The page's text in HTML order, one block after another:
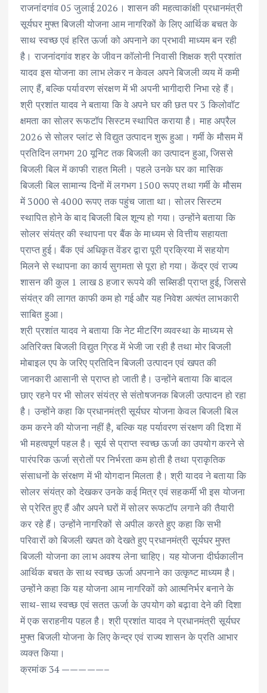
राजनांदगांव 05 जुलाई 2026। शासन की महत्वाकांक्षी प्रधानमंत्री
सूर्यघर मुफ्त बिजली योजना आम नागरिकों के लिए आर्थिक बचत के
साथ स्वच्छ एवं हरित ऊर्जा को अपनाने का प्रभावी माध्यम बन रही
है। राजनांदगांव शहर के जीवन कॉलोनी निवासी शिक्षक श्री प्रशांत
यादव इस योजना का लाभ लेकर न केवल अपने बिजली व्यय में कमी
लाए हैं, बल्कि पर्यावरण संरक्षण में भी अपनी भागीदारी निभा रहे हैं।
श्री प्रशांत यादव ने बताया कि वे अपने घर की छत पर 3 किलोवॉट
क्षमता का सोलर रूफटॉप सिस्टम स्थापित कराया है। माह अप्रैल
2026 से सोलर प्लांट से विद्युत उत्पादन शुरू हुआ। गर्मी के मौसम में
प्रतिदिन लगभग 20 यूनिट तक बिजली का उत्पादन हुआ, जिससे
बिजली बिल में काफी राहत मिली। पहले उनके घर का मासिक
बिजली बिल सामान्य दिनों में लगभग 1500 रूपए तथा गर्मी के मौसम
में 3000 से 4000 रूपए तक पहुंच जाता था। सोलर सिस्टम
स्थापित होने के बाद बिजली बिल शून्य हो गया। उन्होंने बताया कि
सोलर संयंत्र की स्थापना पर बैंक के माध्यम से वित्तीय सहायता
प्राप्त हुई। बैंक एवं अधिकृत वेंडर द्वारा पूरी प्रक्रिया में सहयोग
मिलने से स्थापना का कार्य सुगमता से पूरा हो गया। केंद्र एवं राज्य
शासन की कुल 1 लाख 8 हजार रूपये की सब्सिडी प्राप्त हुई, जिससे
संयंत्र की लागत काफी कम हो गई और यह निवेश अत्यंत लाभकारी
साबित हुआ।
श्री प्रशांत यादव ने बताया कि नेट मीटरिंग व्यवस्था के माध्यम से
अतिरिक्त बिजली विद्युत ग्रिड में भेजी जा रही है तथा मोर बिजली
मोबाइल एप के जरिए प्रतिदिन बिजली उत्पादन एवं खपत की
जानकारी आसानी से प्राप्त हो जाती है। उन्होंने बताया कि बादल
छाए रहने पर भी सोलर संयंत्र से संतोषजनक बिजली उत्पादन हो रहा
है। उन्होंने कहा कि प्रधानमंत्री सूर्यघर योजना केवल बिजली बिल
कम करने की योजना नहीं है, बल्कि यह पर्यावरण संरक्षण की दिशा में
भी महत्वपूर्ण पहल है। सूर्य से प्राप्त स्वच्छ ऊर्जा का उपयोग करने से
पारंपरिक ऊर्जा स्रोतों पर निर्भरता कम होती है तथा प्राकृतिक
संसाधनों के संरक्षण में भी योगदान मिलता है। श्री यादव ने बताया कि
सोलर संयंत्र को देखकर उनके कई मित्र एवं सहकर्मी भी इस योजना
से प्रेरित हुए हैं और अपने घरों में सोलर रूफटॉप लगाने की तैयारी
कर रहे हैं। उन्होंने नागरिकों से अपील करते हुए कहा कि सभी
परिवारों को बिजली खपत को देखते हुए प्रधानमंत्री सूर्यघर मुफ्त
बिजली योजना का लाभ अवश्य लेना चाहिए। यह योजना दीर्घकालीन
आर्थिक बचत के साथ स्वच्छ ऊर्जा अपनाने का उत्कृष्ट माध्यम है।
उन्होंने कहा कि यह योजना आम नागरिकों को आत्मनिर्भर बनाने के
साथ-साथ स्वच्छ एवं सतत ऊर्जा के उपयोग को बढ़ावा देने की दिशा
में एक सराहनीय पहल है। श्री प्रशांत यादव ने प्रधानमंत्री सूर्यघर
मुफ्त बिजली योजना के लिए केन्द्र एवं राज्य शासन के प्रति आभार
व्यक्त किया।
क्रमांक 34 —————–